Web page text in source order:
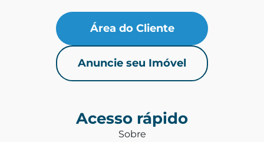
Área do Cliente
Anuncie seu Imóvel
Acesso rápido
Sobre